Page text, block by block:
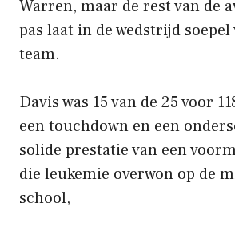
Warren, maar de rest van de
pas laat in de wedstrijd soepel
team.
Davis was 15 van de 25 voor
een touchdown en een
solide prestatie van een
die leukemie overwon op de
school,